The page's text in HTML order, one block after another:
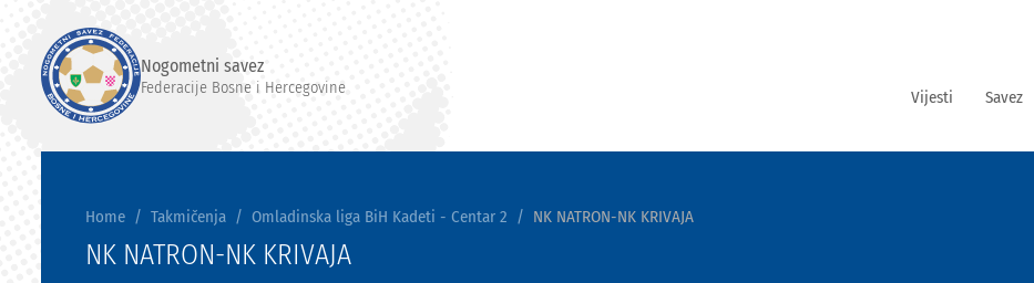
Nogometni savez
Federacije Bosne i Hercegovine Vijesti Savez
Home Takmičenja Omladinska liga BiH Kadeti - Centar 2 NK NATRON-NK KRIVAJA
NK NATRON-NK KRIVAJA